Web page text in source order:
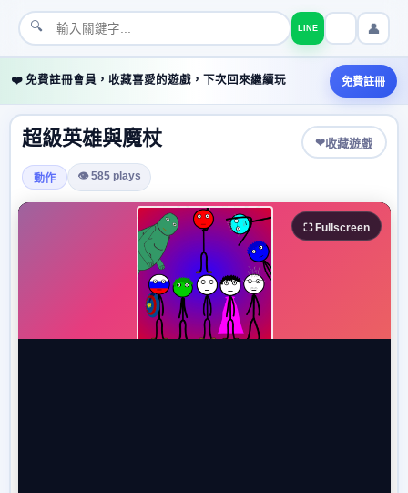
🔍 LINE 👤
❤️ 免費註冊會員，收藏喜愛的遊戲，下次回來繼續玩 免費註冊
超級英雄與魔杖 ❤收藏遊戲
動作 👁 585 plays
⛶ Fullscreen